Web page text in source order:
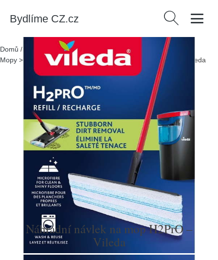
Bydlíme CZ.cz Vyhledávání
Domů /
> Úklid a organizace > Úklidové pomůcky >
Mopy > Návleky na mop
/ Náhradní návlek na mop H2PrO – Vileda
Náhradní návlek na mop H2PrO –
Vileda